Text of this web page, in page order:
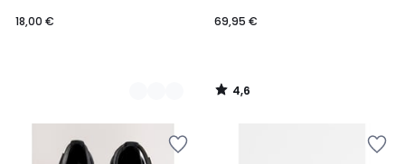
18,00 €
69,95 €
4,6
/